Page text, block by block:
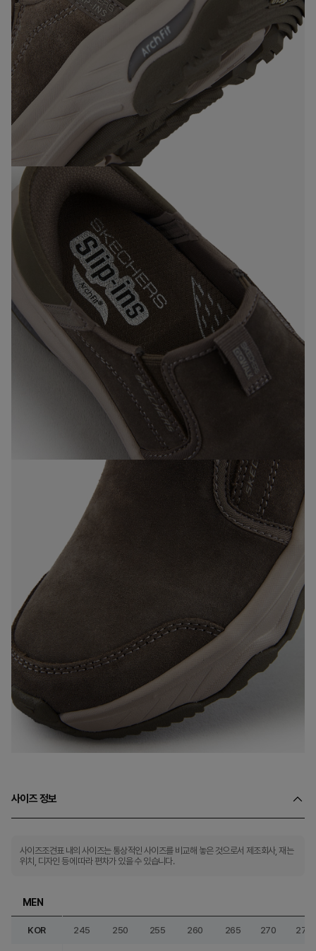
사이즈 정보
사이즈조견표 내의 사이즈는 통상적인 사이즈를 비교해 놓은 것으로서 제조회사, 재는
위치, 디자인 등에 따라 편차가 있을 수 있습니다.
MEN
KOR 245 250 255 260 265 270 275